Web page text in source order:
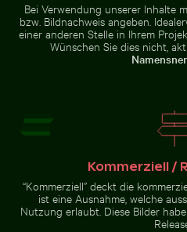
Stadtbusse vor Wolkenkratzern
in urbaner Umgebung
Sonnenuntergang über
eines
Kaktus
scharfen
Dornen
Zur Stock-Kollektion
Bei Verwendung unserer Inhalte
bzw. Bildnachweis angeben.
einer anderen Stelle in Ihrem
Wünschen Sie dies nicht,
Kommerziell /
“Kommerziell” deckt die
ist eine Ausnahme, welche
Nutzung erlaubt. Diese Bilder